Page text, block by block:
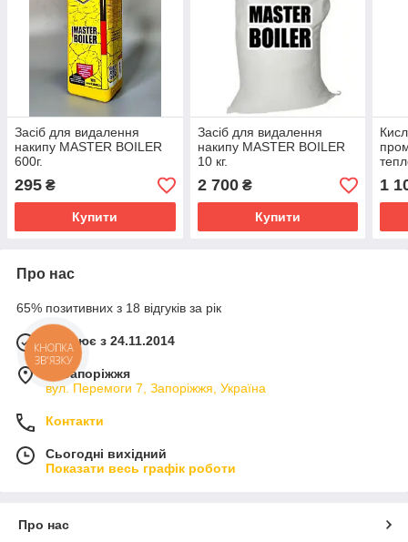
Засіб для видалення
накипу MASTER BOILER
600г.
295 ₴
Купити
Засіб для видалення
накипу MASTER BOILER
10 кг.
2 700₴
Купити
1
Про нас
65% позитивних з 18 відгуків за рік
Працює з 24.11.2014
м. Запоріжжя
вул. Перемоги 7, Запоріжжя, Україна
Контакти
Сьогодні вихідний
Показати весь графік роботи
Про нас
КНОПКА
ЗВ'ЯЗКУ